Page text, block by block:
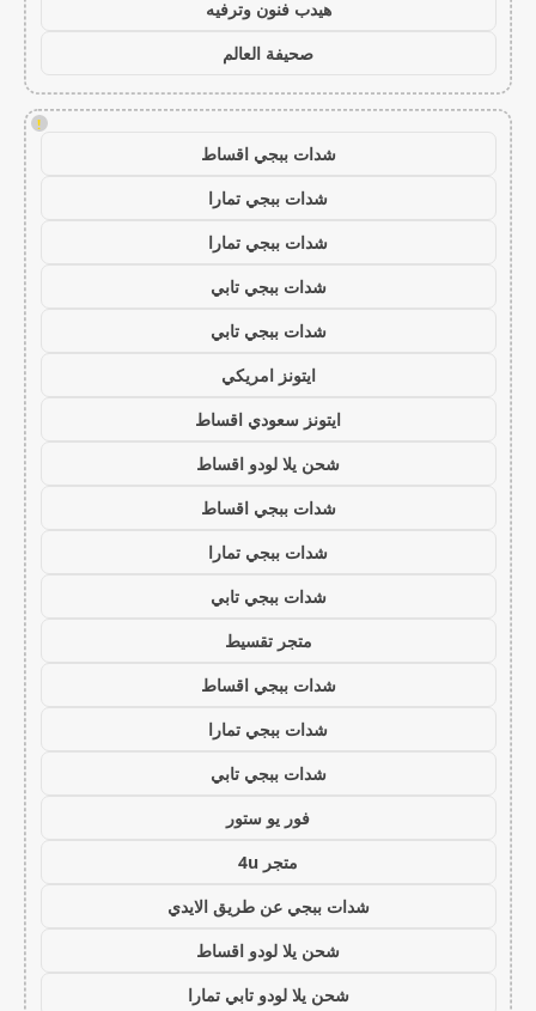
هيدب فنون وترفيه
صحيفة العالم
!
شدات ببجي اقساط
شدات ببجي تمارا
شدات ببجي تمارا
شدات ببجي تابي
شدات ببجي تابي
ايتونز امريكي
ايتونز سعودي اقساط
شحن يلا لودو اقساط
شدات ببجي اقساط
شدات ببجي تمارا
شدات ببجي تابي
متجر تقسيط
شدات ببجي اقساط
شدات ببجي تمارا
شدات ببجي تابي
فور يو ستور
متجر 4u
شدات ببجي عن طريق الايدي
شحن يلا لودو اقساط
شحن يلا لودو تابي تمارا